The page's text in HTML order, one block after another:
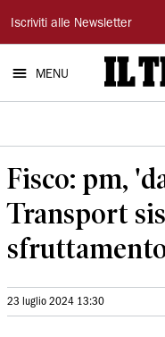
Il
Tirreno
Iscriviti alle Newsletter
MENU
Fisco: pm,
Transport
23 luglio 2024 13:30